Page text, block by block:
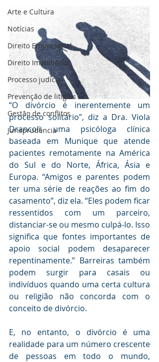
Arte e Cultura
Notícias
Direito Empresarial
Direito Imobiliário
Processo judicial
Prevenção de litígios
Gestāo de conflitos
Jurisprudência
“O divórcio é inerentemente um
processo solitário”, diz a Dra. Viola
Drancoli, uma psicóloga clínica
baseada em Munique que atende
pacientes remotamente na América
do Sul e do Norte, África, Ásia e
Europa. “Amigos e parentes podem
ter uma série de reações ao fim do
casamento”, diz ela. “Eles podem ficar
ressentidos com um parceiro,
distanciar-se ou mesmo culpá-lo. Isso
significa que fontes importantes de
apoio social podem desaparecer
repentinamente.” Barreiras também
podem surgir para casais ou
indivíduos quando uma certa cultura
ou religião não concorda com o
conceito de divórcio.
E, no entanto, o divórcio é uma
realidade para um número crescente
de pessoas em todo o mundo,